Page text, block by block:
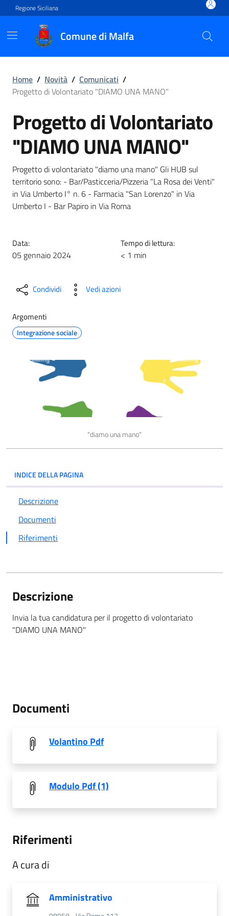
Vai ai contenuti
Vai al footer
Regione Siciliana
Comune di Malfa
Progetto di Volontariato
Home / Novità / Comunicati /
Progetto di Volontariato "DIAMO UNA MANO"
Progetto di Volontariato
"DIAMO UNA MANO"
Progetto di volontariato "diamo una mano" Gli HUB sul
territorio sono: - Bar/Pasticceria/Pizzeria "La Rosa dei Venti"
in Via Umberto I° n. 6 - Farmacia "San Lorenzo" in Via
Umberto I - Bar Papiro in Via Roma
Data:
05 gennaio 2024
Tempo di lettura:
< 1 min
Condividi Vedi azioni
Argomenti
Integrazione sociale
"diamo una mano"
INDICE DELLA PAGINA
Descrizione
Documenti
Riferimenti
Descrizione
Invia la tua candidatura per il progetto di volontariato
"DIAMO UNA MANO"
Documenti
Volantino Pdf
Modulo Pdf (1)
Riferimenti
A cura di
Amministrativo